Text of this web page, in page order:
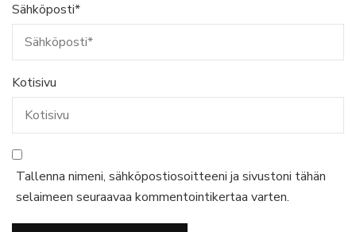
Sähköposti*
Kotisivu
Tallenna nimeni, sähköpostiosoitteeni ja sivustoni tähän
selaimeen seuraavaa kommentointikertaa varten.